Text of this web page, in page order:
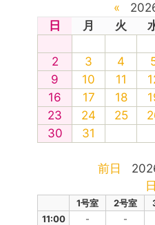
«
日
月 火
2
3 4
9
10 11
16
17 18
23
24 25
30
31
前日
日
1号室 2号室
11:00
- -